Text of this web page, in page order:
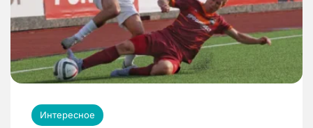
Интересное